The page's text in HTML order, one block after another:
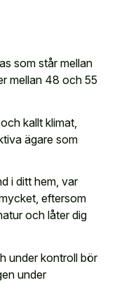
som står mellan
mellan 48 och 55
kallt klimat,
ägare som
i ditt hem, var
eftersom
och låter dig
under kontroll bör
under